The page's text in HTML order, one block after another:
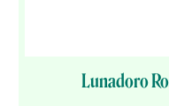
Lunadoro